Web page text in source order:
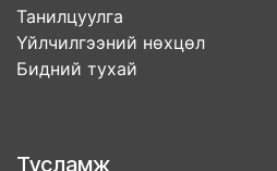
Танилцуулга
Үйлчилгээний нөхцөл
Бидний тухай
Тусламж